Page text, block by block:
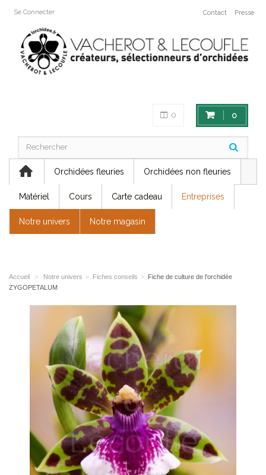
Contact Presse
Se Connecter
0
0
Orchidées fleuries Orchidées non fleuries
Matériel Cours Carte cadeau Entreprises
Notre univers Notre magasin
Accueil > Notre univers > Fiches conseils > Fiche de culture de l'orchidée
ZYGOPETALUM